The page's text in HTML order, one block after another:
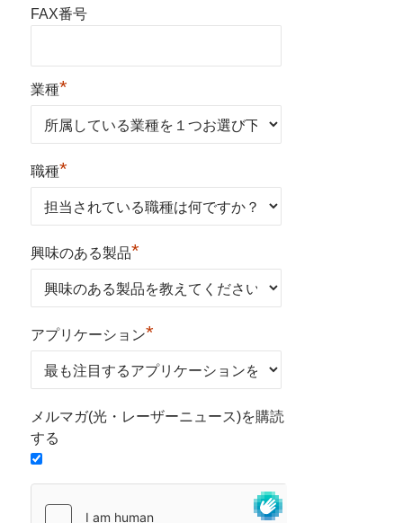
FAX番号
業種*
職種*
興味のある製品*
アプリケーション*
メルマガ(光・レーザーニュース)を購読
する